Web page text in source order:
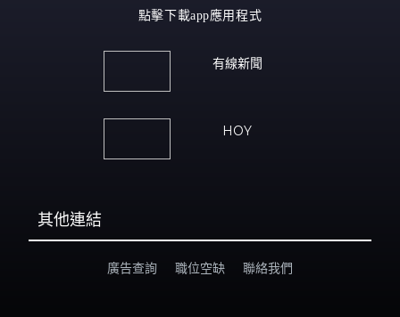
點擊下載app應用程式
有線新聞
HOY
其他連結
廣告查詢 職位空缺 聯絡我們